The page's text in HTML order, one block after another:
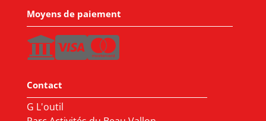
Moyens de paiement
Contact
G L'outil